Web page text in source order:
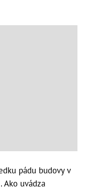
pádu budovy v
uvádza